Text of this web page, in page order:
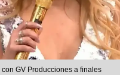
GV Producciones a finales